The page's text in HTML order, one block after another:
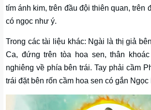
tím ánh kim, trên đầu đội thiên quan, trên
có ngọc như ý.
Trong các tài liệu khác: Ngài là thị giả
Ca, đứng trên tòa hoa sen, thân
nghiêng về phía bên trái. Tay phải cầm
trái đặt bên rốn cầm hoa sen có gắn